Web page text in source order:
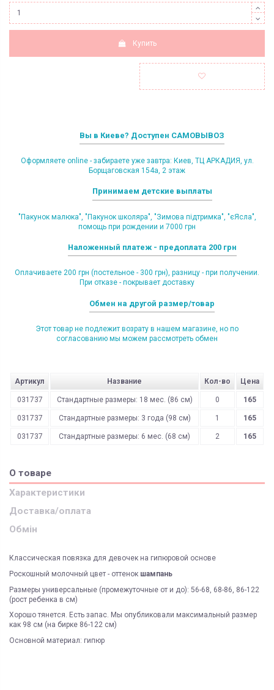
Купить
Вы в Киеве? Доступен САМОВЫВОЗ
Оформляете online - забираете уже завтра: Киев, ТЦ АРКАДИЯ, ул.
Борщаговская 154а, 2 этаж
Принимаем детские выплаты
"Пакунок малюка", "Пакунок школяра", "Зимова підтримка", "єЯсла",
помощь при рождении и 7000 грн
Наложенный платеж - предоплата 200 грн
Оплачиваете 200 грн (постельное - 300 грн), разницу - при получении.
При отказе - покрывает доставку
Обмен на другой размер/товар
Этот товар не подлежит возрату в нашем магазине, но по
согласованию мы можем рассмотреть обмен
Артикул Название Кол-во Цена
031737 Стандартные размеры: 18 мес. (86 см) 0 165
031737 Стандартные размеры: 3 года (98 см) 1 165
031737 Стандартные размеры: 6 мес. (68 см) 2 165
О товаре
Характеристики
Доставка/оплата
Обмін
Классическая повязка для девочек на гипюровой основе
Роскошный молочный цвет - оттенок шампань
Размеры универсальные (промежуточные от и до): 56-68, 68-86, 86-122
(рост ребенка в см)
Хорошо тянется. Есть запас. Мы опубликовали максимальный размер
как 98 см (на бирке 86-122 см)
Основной материал: гипюр